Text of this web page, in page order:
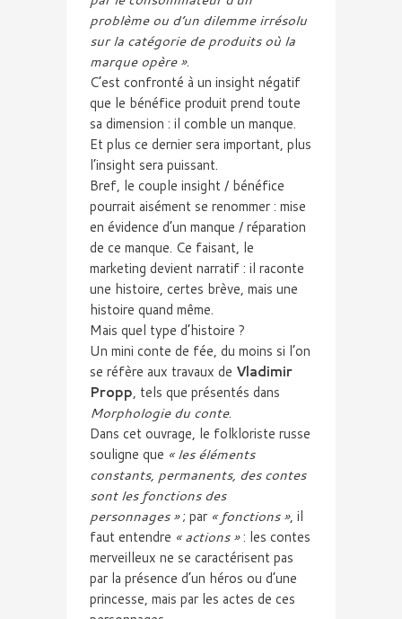
problème ou d’un dilemme irrésolu
sur la catégorie de produits où la
marque opère ».
C’est confronté à un insightnégatif
que le bénéfice produit prend toute
sa dimension : il comble un manque.
Et plus ce dernier sera important, plus
l’insightsera puissant.
Bref, le couple insight/ bénéfice
pourrait aisément se renommer : mise
en évidence d’un manque / réparation
de ce manque. Ce faisant, le
marketing devient narratif : il raconte
une histoire, certes brève, mais une
histoire quand même.
Mais quel type d’histoire ?
Un mini conte de fée, du moins si l’on
se réfère aux travaux de Vladimir
Propp, tels que présentés dans
Morphologie du conte.
Dans cet ouvrage, le folkloriste russe
souligne que « les éléments
constants, permanents, des contes
sont les fonctions des
personnages »; par « fonctions », il
faut entendre « actions »: les contes
merveilleux ne se caractérisent pas
par la présence d’un héros ou d’une
princesse, mais par les actes de ces